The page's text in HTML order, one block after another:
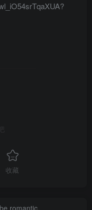
收藏
romantic.